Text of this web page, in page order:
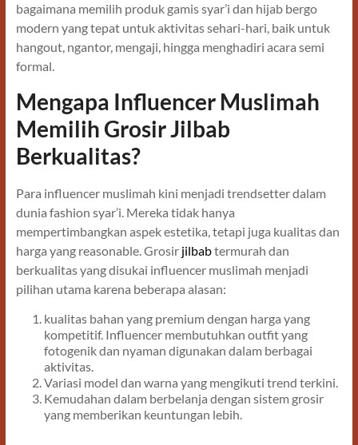
bagaimana memilih produk gamis syar’i dan hijab bergo
modern yang tepat untuk aktivitas sehari-hari, baik untuk
hangout, ngantor, mengaji, hingga menghadiri acara semi
formal.
Mengapa Influencer Muslimah
Memilih Grosir Jilbab
Berkualitas?
Para influencer muslimah kini menjadi trendsetter dalam
dunia fashion syar’i. Mereka tidak hanya
mempertimbangkan aspek estetika, tetapi juga kualitas dan
harga yang reasonable. Grosir jilbabtermurah dan
berkualitas yang disukai influencer muslimah menjadi
pilihan utama karena beberapa alasan:
kualitas bahan yang premium dengan harga yang
kompetitif. Influencer membutuhkan outfit yang
fotogenik dan nyaman digunakan dalam berbagai
aktivitas.
Variasi model dan warna yang mengikuti trend terkini.
Kemudahan dalam berbelanja dengan sistem grosir
yang memberikan keuntungan lebih.